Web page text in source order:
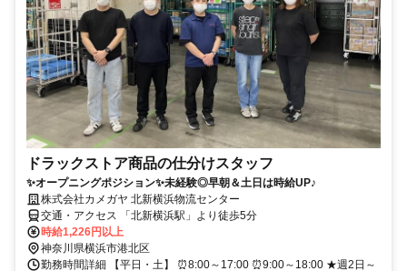
ドラックストア商品の仕分けスタッフ
✨オープニングポジション✨未経験◎早朝＆土日は時給UP♪
株式会社カメガヤ 北新横浜物流センター
交通・アクセス 「北新横浜駅」より徒歩5分
時給1,226円以上
神奈川県横浜市港北区
勤務時間詳細 【平日・土】 ⏰8:00～17:00 ⏰9:00～18:00 ★週2日～